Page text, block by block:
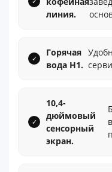
линия.
Горячая
вода H1.
10,4-
дюймовый
сенсорный
экран.